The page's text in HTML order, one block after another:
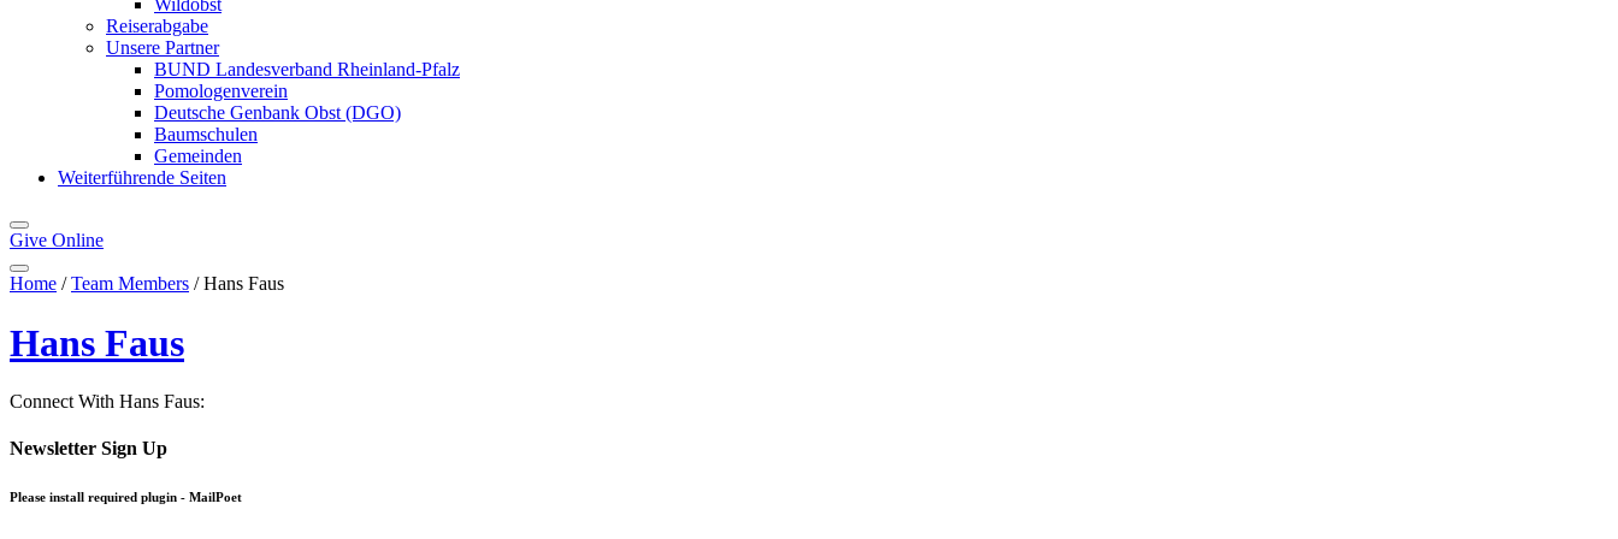
Wildobst
Reiserabgabe
Unsere Partner
BUND Landesverband Rheinland-Pfalz
Pomologenverein
Deutsche Genbank Obst (DGO)
Baumschulen
Gemeinden
Weiterführende Seiten
Give Online
Home / Team Members / Hans Faus
Hans Faus
Connect With Hans Faus:
Newsletter Sign Up
Please install required plugin - MailPoet